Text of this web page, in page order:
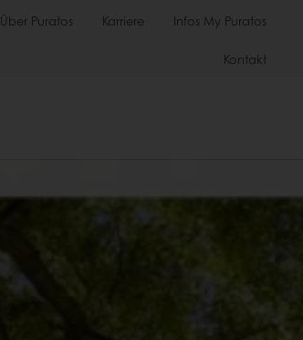
Über Puratos Karriere Infos My Puratos
Kontakt